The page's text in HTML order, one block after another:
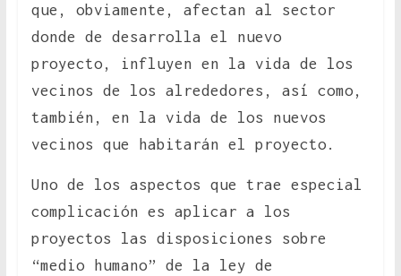
que, obviamente, afectan al sector
donde de desarrolla el nuevo
proyecto, influyen en la vida de los
vecinos de los alrededores, así como,
también, en la vida de los nuevos
vecinos que habitarán el proyecto.
Uno de los aspectos que trae especial
complicación es aplicar a los
proyectos las disposiciones sobre
“medio humano” de la ley de